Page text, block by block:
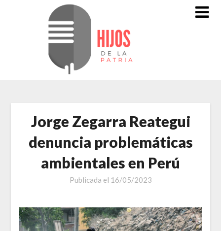
Jorge Zegarra Reategui
denuncia problemáticas
ambientales en Perú
Publicada el 16/05/2023